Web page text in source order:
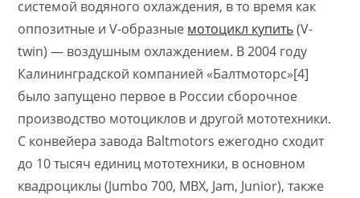
системой водяного охлаждения, в то время как
оппозитные и V-образные мотоцикл купить(V-
twin) — воздушным охлаждением. В 2004 году
Калининградской компанией «Балтмоторс»[4]
было запущено первое в России сборочное
производство мотоциклов и другой мототехники.
С конвейера завода Baltmotors ежегодно сходит
до 10 тысяч единиц мототехники, в основном
квадроциклы (Jumbo 700, MBX, Jam, Junior), также